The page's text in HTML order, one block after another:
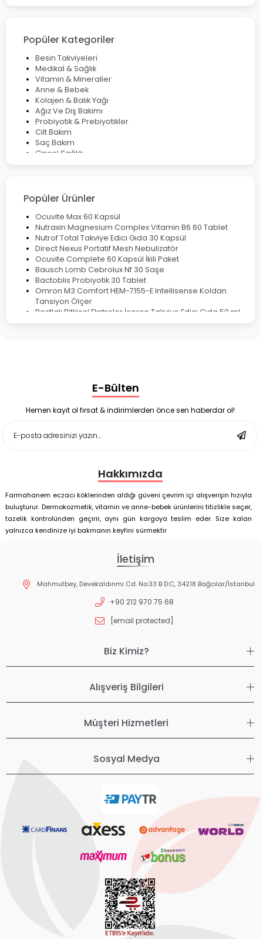
Çözüm Yolları
Bocavirüs Enfeksiyonu Hakkında Bilmeniz Gerekenler
Deep Flex Topraklama Matı Nedir? Detaylı Rehber
Mumiyo Nedir? Faydaları ve Kullanım Alanları Nelerdir?
Popüler Kategoriler
Besin Takviyeleri
Medikal & Sağlık
Vitamin & Mineraller
Anne & Bebek
Kolajen & Balık Yağı
Ağız Ve Diş Bakımı
Probiyotik & Prebiyotikler
Cilt Bakım
Saç Bakım
Cinsel Sağlık
Popüler Ürünler
Ocuvite Max 60 Kapsül
Nutraxin Magnesium Complex Vitamin B6 60 Tablet
Nutrof Total Takviye Edici Gıda 30 Kapsül
Direct Nexus Portatif Mesh Nebulizatör
Ocuvite Complete 60 Kapsül İkili Paket
Bausch Lomb Cebrolux Nf 30 Saşe
Bactoblis Probiyotik 30 Tablet
Omron M3 Comfort HEM-7155-E Intellisense Koldan
Tansiyon Ölçer
Bestlak Bitkisel Ekstreler İçeren Takviye Edici Gıda 50 ml
Enterogermina Family 5 ml 20 Flakon
Deep Flex Stres Azaltıcı ve Enerji Dengeleyici Topraklama
Matı Set 40x60 cm
Deep Flex Stres Azaltıcı ve Enerji Dengeleyici Topraklama
E-Bülten
Hemen kayıt ol fırsat & indirimlerden önce sen haberdar ol!
Hakkımızda
Farmahanem eczacı köklerinden aldığı güveni çevrim içi alışverişin hızıyla
buluşturur. Dermokozmetik, vitamin ve anne-bebek ürünlerini titizlikle seçer,
tazelik kontrolünden geçirir, aynı gün kargoya teslim eder. Size kalan
yalnızca kendinize iyi bakmanın keyfini sürmektir
İletişim
Mahmutbey, Devekaldırımı Cd. No:33 B D:C, 34218 Bağcılar/İstanbul
+90 212 970 75 68
[email protected]
Biz Kimiz?
Alışveriş Bilgileri
Müşteri Hizmetleri
Sosyal Medya